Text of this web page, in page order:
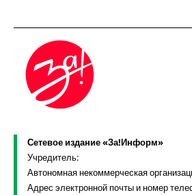
Сетевое издание «За!Информ»
Учредитель:
Автономная некоммерческая
Адрес электронной почты и номер